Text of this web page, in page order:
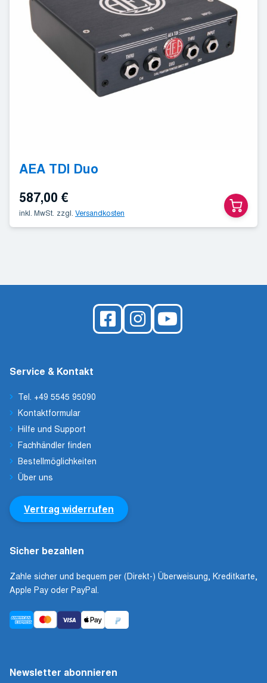
AEA TDI Duo
587,00 €
inkl. MwSt. zzgl. Versandkosten
Service & Kontakt
Tel. +49 5545 95090
Kontaktformular
Hilfe und Support
Fachhändler finden
Bestellmöglichkeiten
Über uns
Vertrag widerrufen
Sicher bezahlen
Zahle sicher und bequem per (Direkt-) Überweisung, Kreditkarte,
Apple Pay oder PayPal.
Newsletter abonnieren